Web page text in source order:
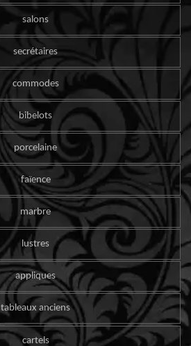
salons
secrétaires
commodes
bibelots
porcelaine
faïence
marbre
lustres
appliques
tableaux anciens
cartels